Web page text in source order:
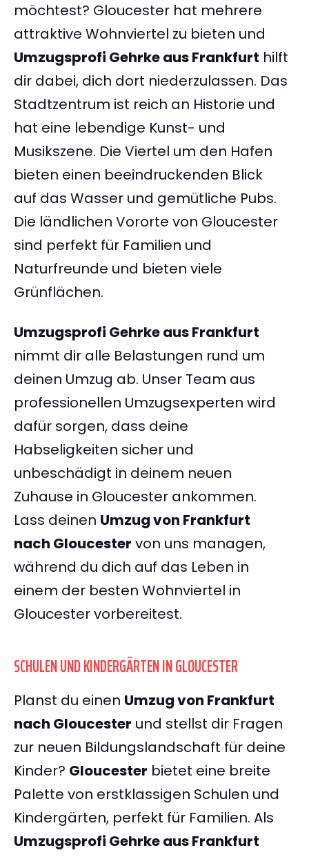
möchtest? Gloucester hat mehrere
attraktive Wohnviertel zu bieten und
Umzugsprofi Gehrke aus Frankfurt hilft
dir dabei, dich dort niederzulassen. Das
Stadtzentrum ist reich an Historie und
hat eine lebendige Kunst- und
Musikszene. Die Viertel um den Hafen
bieten einen beeindruckenden Blick
auf das Wasser und gemütliche Pubs.
Die ländlichen Vororte von Gloucester
sind perfekt für Familien und
Naturfreunde und bieten viele
Grünflächen.
Umzugsprofi Gehrke aus Frankfurt
nimmt dir alle Belastungen rund um
deinen Umzug ab. Unser Team aus
professionellen Umzugsexperten wird
dafür sorgen, dass deine
Habseligkeiten sicher und
unbeschädigt in deinem neuen
Zuhause in Gloucester ankommen.
Lass deinen Umzug von Frankfurt
nach Gloucester von uns managen,
während du dich auf das Leben in
einem der besten Wohnviertel in
Gloucester vorbereitest.
SCHULEN UND KINDERGÄRTEN IN GLOUCESTER
Planst du einen Umzug von Frankfurt
nach Gloucester und stellst dir Fragen
zur neuen Bildungslandschaft für deine
Kinder? Gloucester bietet eine breite
Palette von erstklassigen Schulen und
Kindergärten, perfekt für Familien. Als
Umzugsprofi Gehrke aus Frankfurt